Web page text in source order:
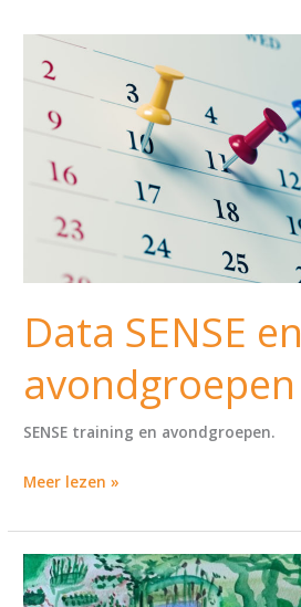
Data SENSE en
avondgroepen
SENSE training en avondgroepen.
Data
SENSE
avondgroepen
Meer lezen »
Open
Dag